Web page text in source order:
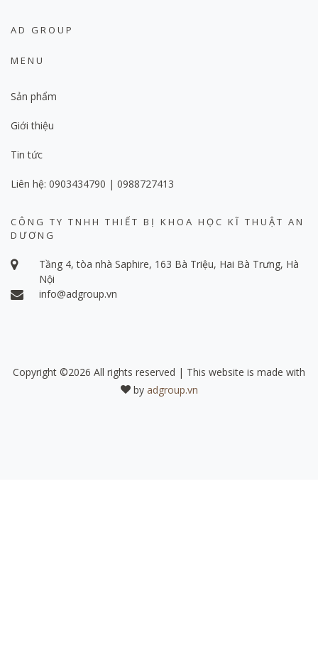
AD GROUP
MENU
Sản phẩm
Giới thiệu
Tin tức
Liên hệ: 0903434790 | 0988727413
CÔNG TY TNHH THIẾT BỊ KHOA HỌC KĨ THUẬT AN
DƯƠNG
Tầng 4, tòa nhà Saphire, 163 Bà Triệu, Hai Bà Trưng, Hà
Nội
info@adgroup.vn
Copyright ©2026 All rights reserved | This website is made with
by adgroup.vn